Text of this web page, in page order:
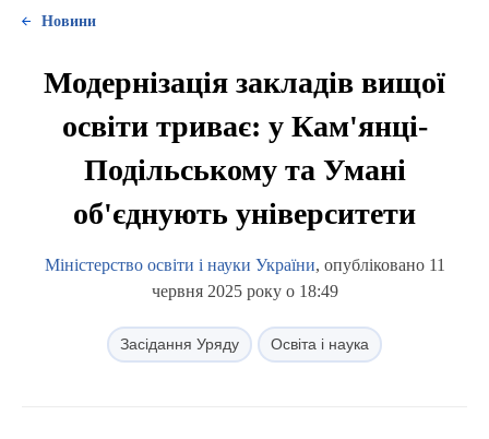
Новини
Модернізація закладів вищої
освіти триває: у Кам'янці-
Подільському та Умані
об'єднують університети
Міністерство освіти і науки України, опубліковано 11
червня 2025 року о 18:49
Засідання Уряду Освіта і наука